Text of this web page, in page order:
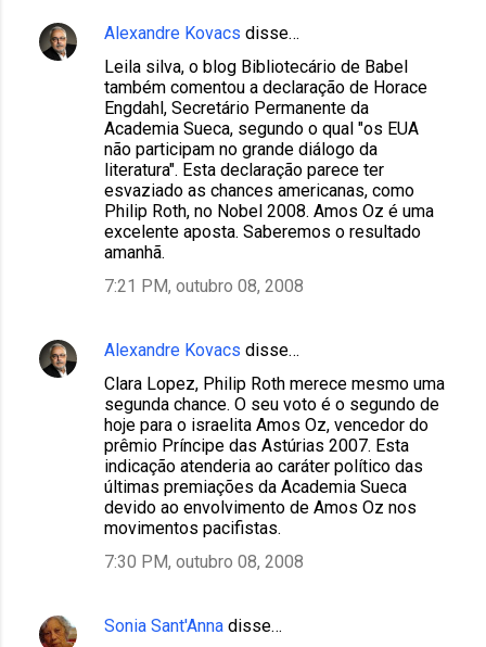
Alexandre Kovacs disse…
Leila silva, o blog Bibliotecário de Babel
também comentou a declaração de Horace
Engdahl, Secretário Permanente da
Academia Sueca, segundo o qual "os EUA
não participam no grande diálogo da
literatura". Esta declaração parece ter
esvaziado as chances americanas, como
Philip Roth, no Nobel 2008. Amos Oz é uma
excelente aposta. Saberemos o resultado
amanhã.
7:21 PM, outubro 08, 2008
Alexandre Kovacs disse…
Clara Lopez, Philip Roth merece mesmo uma
segunda chance. O seu voto é o segundo de
hoje para o israelita Amos Oz, vencedor do
prêmio Príncipe das Astúrias 2007. Esta
indicação atenderia ao caráter político das
últimas premiações da Academia Sueca
devido ao envolvimento de Amos Oz nos
movimentos pacifistas.
7:30 PM, outubro 08, 2008
Sonia Sant'Anna disse…